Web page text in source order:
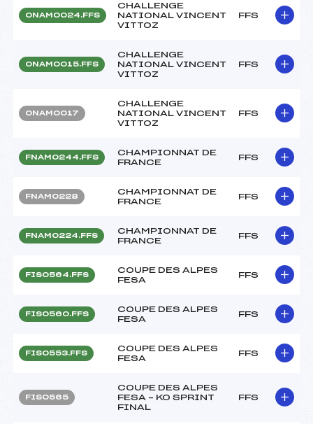
ONAM0024.FFS
CHALLENGE
NATIONAL VINCENT
VITTOZ
FFS
ONAM0015.FFS
CHALLENGE
NATIONAL VINCENT
VITTOZ
FFS
ONAM0017
CHALLENGE
NATIONAL VINCENT
VITTOZ
FFS
FNAM0244.FFS
CHAMPIONNAT DE
FRANCE
FFS
FNAM0228
CHAMPIONNAT DE
FRANCE
FFS
FNAM0224.FFS
CHAMPIONNAT DE
FRANCE
FFS
FIS0564.FFS
COUPE DES ALPES
FESA
FFS
FIS0560.FFS
COUPE DES ALPES
FESA
FFS
FIS0553.FFS
COUPE DES ALPES
FESA
FFS
FIS0565
COUPE DES ALPES
FESA – KO SPRINT
FINAL
FFS